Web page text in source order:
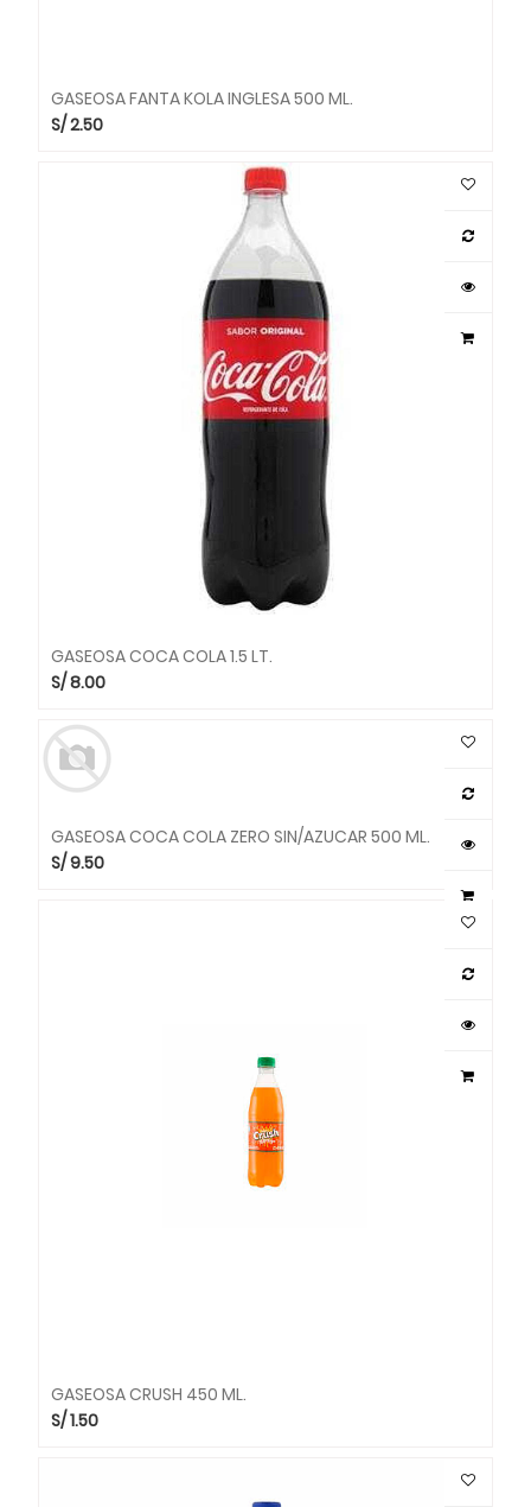
GASEOSA FANTA KOLA INGLESA 500 ML.
S/2.50
GASEOSA COCA COLA 1.5 LT.
S/8.00
GASEOSA COCA COLA ZERO SIN/AZUCAR 500 ML.
S/9.50
GASEOSA CRUSH 450 ML.
S/1.50